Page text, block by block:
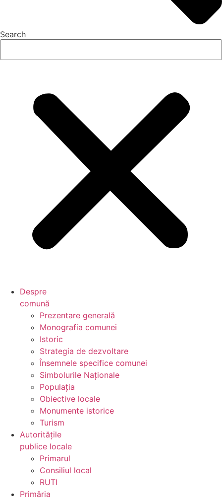
Search
Despre
comună
Prezentare generală
Monografia comunei
Istoric
Strategia de dezvoltare
Însemnele specifice comunei
Simbolurile Naționale
Populația
Obiective locale
Monumente istorice
Turism
Autoritățile
publice locale
Primarul
Consiliul local
RUTI
Primăria